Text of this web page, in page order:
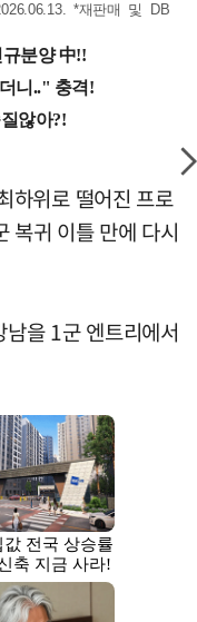
*재판매 및 DB
하위로 떨어진 프로
복귀 이틀 만에 다시
을 1군 엔트리에서